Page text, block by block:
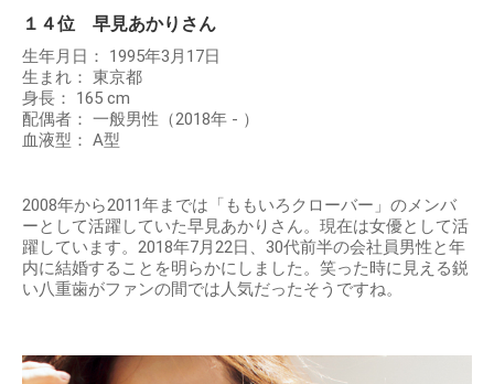
１４位 早見あかりさん
生年月日： 1995年3月17日
生まれ： 東京都
身長： 165 cm
配偶者： 一般男性（2018年 - ）
血液型： A型
2008年から2011年までは「ももいろクローバー」のメンバ
ーとして活躍していた早見あかりさん。現在は女優として活
躍しています。2018年7月22日、30代前半の会社員男性と年
内に結婚することを明らかにしました。笑った時に見える鋭
い八重歯がファンの間では人気だったそうですね。